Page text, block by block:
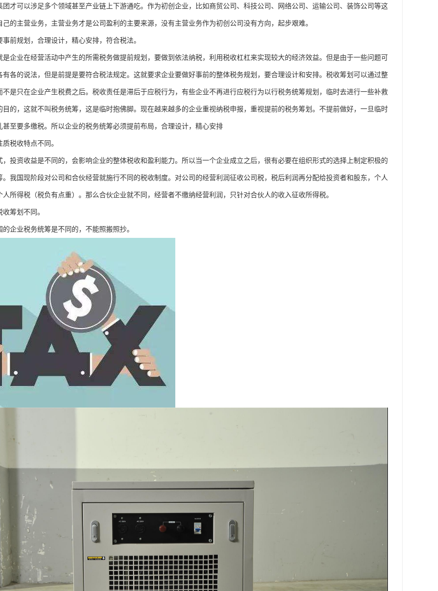
团才可以涉足多个领域甚至产业链上下游通吃。作为初创企业，比如商贸公司、科技公司、网络公司、运输公司、装饰公司等这
的主营业务，主营业务才是公司盈利的主要来源，没有主营业务作为初创公司没有方向，起步艰难。
前规划，合理设计，精心安排，符合税法。
是企业在经营活动中产生的所需税务做提前规划，要做到依法纳税，利用税收杠杠来实现较大的经济效益。但是由于一些问题可
有各的说法，但是前提是要符合税法规定。这就要求企业要做好事前的整体税务规划，要合理设计和安排。税收筹划可以通过整
不是只在企业产生税费之后。税收责任是滞后于应税行为，有些企业不再进行应税行为以行税务统筹规划，临时去进行一些补救
目的，这就不叫税务统筹，这是临时抱佛脚。现在越来越多的企业重视纳税申报，重视提前的税务筹划。不提前做好，一旦临时
甚至要多缴税。所以企业的税务统筹必须提前布局，合理设计，精心安排
税收特点不同。
，投资收益是不同的，会影响企业的整体税收和盈利能力。所以当一个企业成立之后，很有必要在组织形式的选择上制定积极的
。我国现阶段对公司和合伙经营就施行不同的税收制度。对公司的经营利润征收公司税，税后利润再分配给投资者和股东，个人
所得税（税负有点重）。那么合伙企业就不同，经营者不缴纳经营利润，只针对合伙人的收入征收所得税。
筹划不同。
企业税务统筹是不同的，不能照搬照抄。